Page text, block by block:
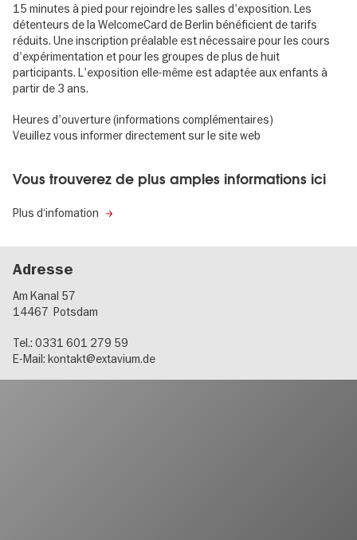
15 minutes à pied pour rejoindre les salles d'exposition. Les
détenteurs de la WelcomeCard de Berlin bénéficient de tarifs
réduits. Une inscription préalable est nécessaire pour les cours
d'expérimentation et pour les groupes de plus de huit
participants. L'exposition elle-même est adaptée aux enfants à
partir de 3 ans.
Heures d'ouverture (informations complémentaires)
Veuillez vous informer directement sur le site web
Vous trouverez de plus amples informations ici
Plus d‘infomation
Adresse
Am Kanal 57
14467 Potsdam
Tel.: 0331 601 279 59
E-Mail: kontakt@extavium.de